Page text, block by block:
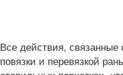
Все действия,
повязки и перевязкой